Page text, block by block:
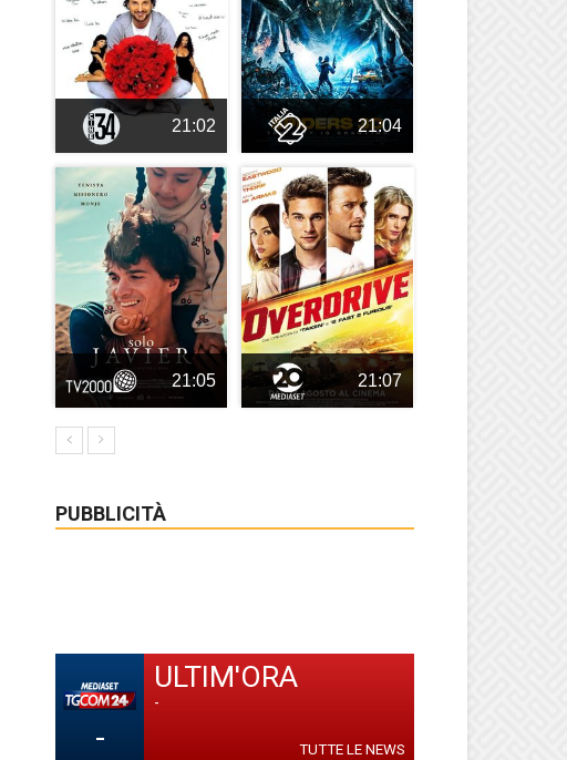
21:02 21:04
21:05 21:07
PUBBLICITÀ
-
ULTIM'ORA
-
TUTTE LE NEWS